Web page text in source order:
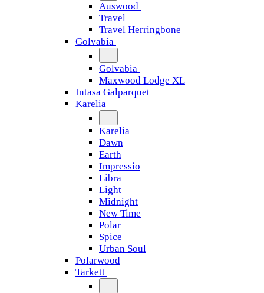
Auswood
Travel
Travel Herringbone
Golvabia
Golvabia
Maxwood Lodge XL
Intasa Galparquet
Karelia
Karelia
Dawn
Earth
Impressio
Libra
Light
Midnight
New Time
Polar
Spice
Urban Soul
Polarwood
Tarkett